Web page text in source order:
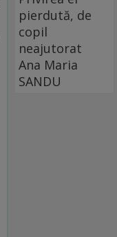
pierdută, de
copil
neajutorat
Ana Maria
SANDU